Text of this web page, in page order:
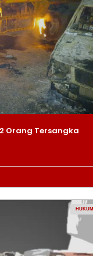
Orang Tersangka
HUKUM